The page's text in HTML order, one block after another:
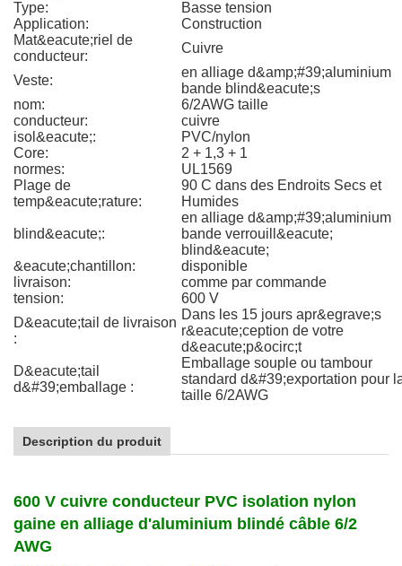
Type:
Basse tension
Application:
Construction
Mat&eacute;riel de
conducteur:
Cuivre
Veste:
en alliage d&amp;#39;aluminium
bande blind&eacute;s
nom:
6/2AWG taille
conducteur:
cuivre
isol&eacute;:
PVC/nylon
Core:
2 + 1,3 + 1
normes:
UL1569
Plage de
temp&eacute;rature:
90 C dans des Endroits Secs et
Humides
blind&eacute;:
en alliage d&amp;#39;aluminium
bande verrouill&eacute;
blind&eacute;
&eacute;chantillon:
disponible
livraison:
comme par commande
tension:
600 V
D&eacute;tail de livraison
:
Dans les 15 jours apr&egrave;s
r&eacute;ception de votre
d&eacute;p&ocirc;t
D&eacute;tail
d&#39;emballage :
Emballage souple ou tambour
standard d&#39;exportation pour
taille 6/2AWG
Description du produit
600 V cuivre conducteur PVC isolation nylon
gaine en alliage d'aluminium blindé câble 6/2
AWG